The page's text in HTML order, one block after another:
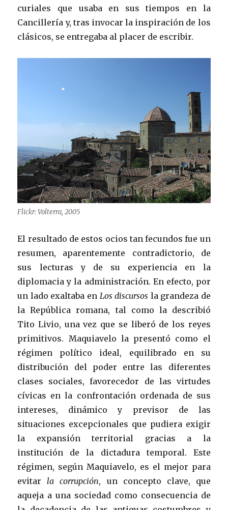
curiales que usaba en sus tiempos en la
Cancillería y, tras invocar la inspiración de los
clásicos, se entregaba al placer de escribir.
Flickr: Volterra, 2005
El resultado de estos ocios tan fecundos fue un
resumen, aparentemente contradictorio, de
sus lecturas y de su experiencia en la
diplomacia y la administración. En efecto, por
un lado exaltaba en Los discursos la grandeza de
la República romana, tal como la describió
Tito Livio, una vez que se liberó de los reyes
primitivos. Maquiavelo la presentó como el
régimen político ideal, equilibrado en su
distribución del poder entre las diferentes
clases sociales, favorecedor de las virtudes
cívicas en la confrontación ordenada de sus
intereses, dinámico y previsor de las
situaciones excepcionales que pudiera exigir
la expansión territorial gracias a la
institución de la dictadura temporal. Este
régimen, según Maquiavelo, es el mejor para
evitar la corrupción, un concepto clave, que
aqueja a una sociedad como consecuencia de